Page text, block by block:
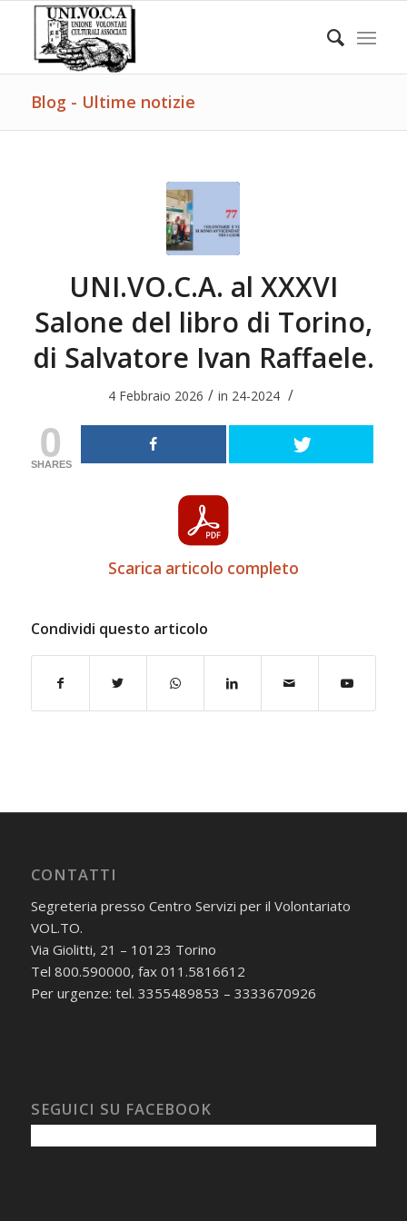
Blog - Ultime notizie
UNI.VO.C.A. al XXXVI
Salone del libro di Torino,
di Salvatore Ivan Raffaele.
4 Febbraio 2026 / in 24-2024 /
0
SHARES
Scarica articolo completo
Condividi questo articolo
CONTATTI
Segreteria presso Centro Servizi per il Volontariato
VOL.TO.
Via Giolitti, 21 – 10123 Torino
Tel 800.590000, fax 011.5816612
Per urgenze: tel. 3355489853 – 3333670926
SEGUICI SU FACEBOOK